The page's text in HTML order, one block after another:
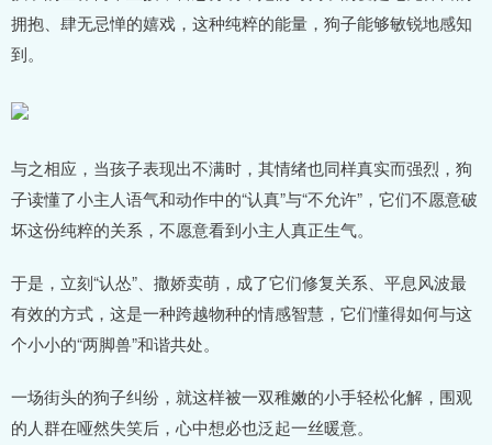
拥抱、肆无忌惮的嬉戏，这种纯粹的能量，狗子能够敏锐地感知
到。
与之相应，当孩子表现出不满时，其情绪也同样真实而强烈，狗
子读懂了小主人语气和动作中的“认真”与“不允许”，它们不愿意破
坏这份纯粹的关系，不愿意看到小主人真正生气。
于是，立刻“认怂”、撒娇卖萌，成了它们修复关系、平息风波最
有效的方式，这是一种跨越物种的情感智慧，它们懂得如何与这
个小小的“两脚兽”和谐共处。
一场街头的狗子纠纷，就这样被一双稚嫩的小手轻松化解，围观
的人群在哑然失笑后，心中想必也泛起一丝暖意。